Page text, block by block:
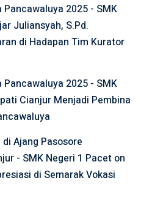
2025 - SMK
Juliansyah, S.Pd.
di Hadapan Tim Kurator
2025 - SMK
Cianjur Menjadi Pembina
Ajang Pasosore
- SMK Negeri 1 Pacet on
di Semarak Vokasi